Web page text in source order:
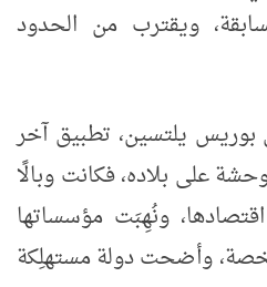
ويقترب من الحدود
بوريس يلتسين، تطبيق آخر
على بلاده، فكانت وبالًا
ونُهِبَت مؤسساتها
وأضحت دولة مستهلِكة